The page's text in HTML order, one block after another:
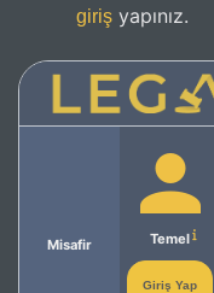
giriş yapınız.
Misafir Temel
Giriş Yap